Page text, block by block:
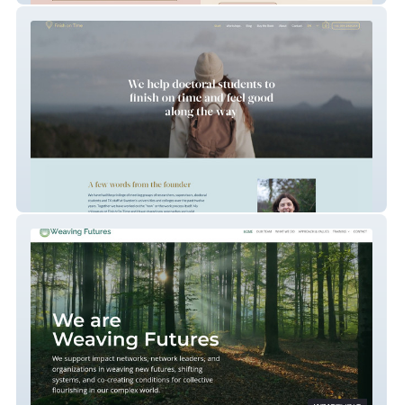
Finish on Time